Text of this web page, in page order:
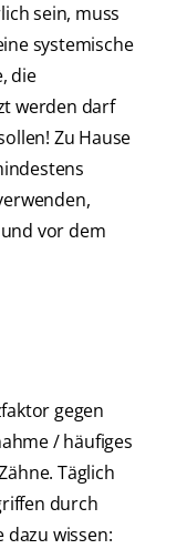
sein, muss
systemische
die
werden darf
Zu Hause
vor dem
gegen
/ häufiges
Täglich
durch
dazu wissen: